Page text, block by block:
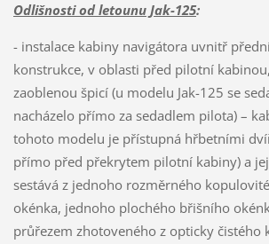
Odlišnosti od letounu Jak-125:
- instalace kabiny navigátora uvnitř
konstrukce, v oblasti před pilotní
zaoblenou špicí (u modelu Jak-125 se
nacházelo přímo za sedadlem pilota) –
tohoto modelu je přístupná hřbetními
přímo před překrytem pilotní kabiny) a
sestává z jednoho rozměrného
okénka, jednoho plochého břišního
průřezem zhotoveného z opticky čistého